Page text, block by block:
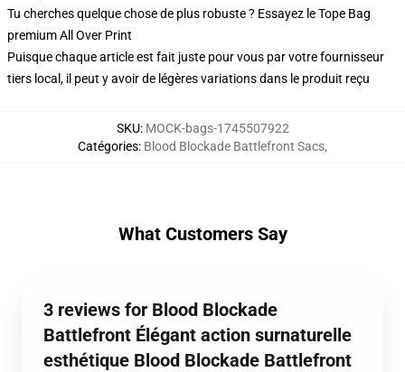
Tu cherches quelque chose de plus robuste ? Essayez le Tope Bag
premium All Over Print
Puisque chaque article est fait juste pour vous par votre fournisseur
tiers local, il peut y avoir de légères variations dans le produit reçu
SKU: MOCK-bags-1745507922
Catégories: Blood Blockade Battlefront Sacs,
What Customers Say
3 reviews for Blood Blockade
Battlefront Élégant action surnaturelle
esthétique Blood Blockade Battlefront